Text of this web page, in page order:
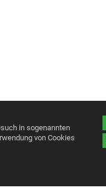
in sogenannten
von Cookies